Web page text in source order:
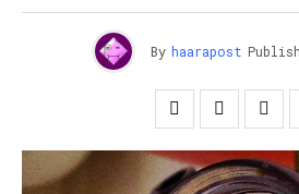
By haarapost